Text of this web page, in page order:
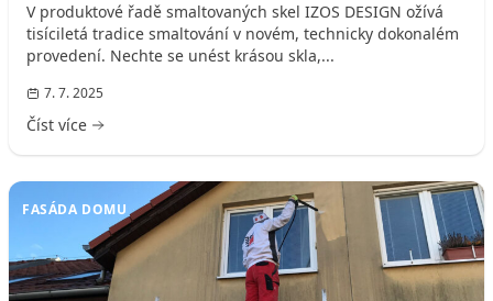
V produktové řadě smaltovaných skel IZOS DESIGN ožívá
tisíciletá tradice smaltování v novém, technicky dokonalém
provedení. Nechte se unést krásou skla,...
7. 7. 2025
Číst více
FASÁDA DOMU